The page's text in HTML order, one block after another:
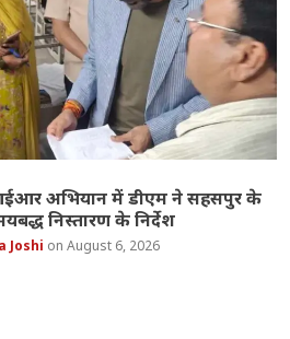
अभियान में डीएम ने सहसपुर के
निस्तारण के निर्देश
Joshi August 6, 2026